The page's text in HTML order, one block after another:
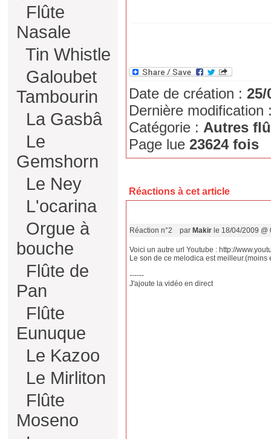
Flûte
Nasale
Tin Whistle
Galoubet
Tambourin
La Gasbâ
Le
Gemshorn
Le Ney
L'ocarina
Orgue à
bouche
Flûte de
Pan
Flûte
Eunuque
Le Kazoo
Le Mirliton
Flûte
Moseno
Date de création : 25/
Dernière
Catégorie : Autres
Page lue 23624 fois
Réactions à cet article
Réaction n°2 par Makir le 18/04/2009 @
Voici un autre url Youtube : http://
Le son de ce melodica est meilleur.(moins
------
J'ajoute la vidéo en direct